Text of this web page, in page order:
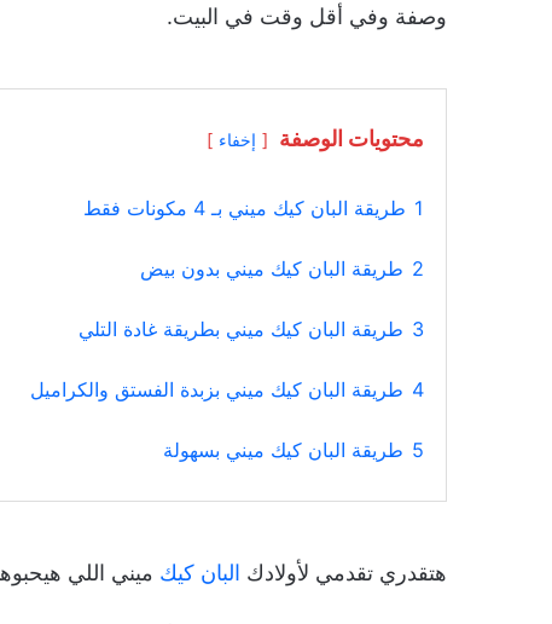
وصفة وفي أقل وقت في البيت.
محتويات الوصفة إخفاء
1 طريقة البان كيك ميني بـ 4 مكونات فقط
2 طريقة البان كيك ميني بدون بيض
3 طريقة البان كيك ميني بطريقة غادة التلي
4 طريقة البان كيك ميني بزبدة الفستق والكراميل
5 طريقة البان كيك ميني بسهولة
هتقدري تقدمي لأولادك البان كيك ميني اللي